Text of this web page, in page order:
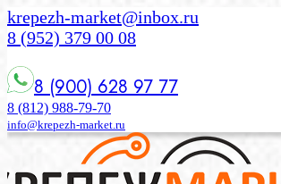
krepezh-market@inbox.ru
8 (952) 379 00 08
8 (900) 628 97 77
8 (812) 988-79-70
info@krepezh-market.ru